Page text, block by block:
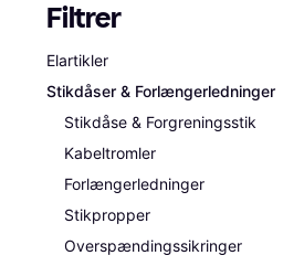
Filtrer
Elartikler
Stikdåser & Forlængerledninger
Stikdåse & Forgreningsstik
Kabeltromler
Forlængerledninger
Stikpropper
Overspændingssikringer